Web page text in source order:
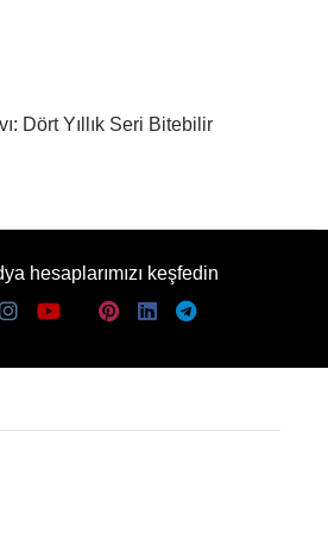
Dört Yıllık Seri Bitebilir
hesaplarımızı keşfedin